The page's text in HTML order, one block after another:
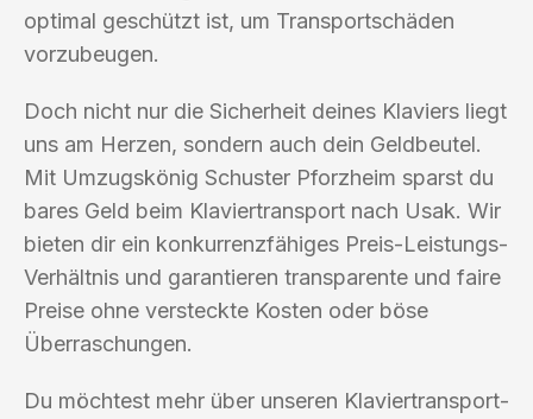
optimal geschützt ist, um Transportschäden
vorzubeugen.
Doch nicht nur die Sicherheit deines Klaviers liegt
uns am Herzen, sondern auch dein Geldbeutel.
Mit Umzugskönig Schuster Pforzheim sparst du
bares Geld beim Klaviertransport nach Usak. Wir
bieten dir ein konkurrenzfähiges Preis-Leistungs-
Verhältnis und garantieren transparente und faire
Preise ohne versteckte Kosten oder böse
Überraschungen.
Du möchtest mehr über unseren Klaviertransport-